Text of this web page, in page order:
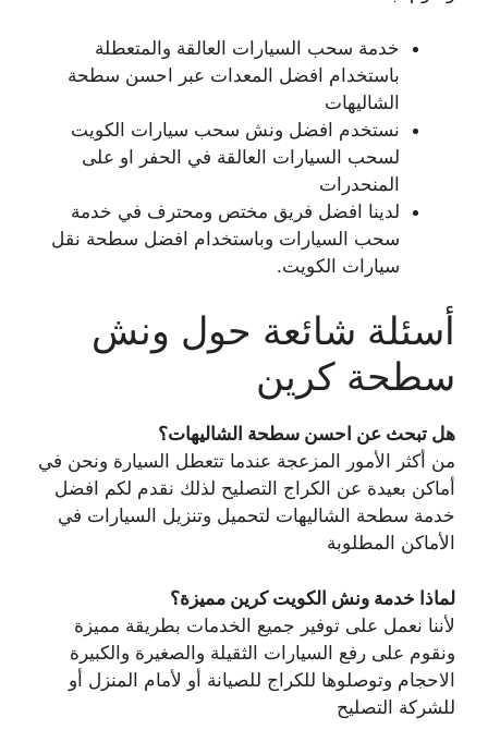
خدمة سحب السيارات العالقة والمتعطلة
باستخدام افضل المعدات عبر احسن سطحة
الشاليهات
نستخدم افضل ونش سحب سيارات الكويت
لسحب السيارات العالقة في الحفر او على
المنحدرات
لدينا افضل فريق مختص ومحترف في خدمة
سحب السيارات وباستخدام افضل سطحة نقل
سيارات الكويت.
أسئلة شائعة حول ونش
سطحة كرين
هل تبحث عن احسن سطحة الشاليهات؟
من أكثر الأمور المزعجة عندما تتعطل السيارة ونحن في
أماكن بعيدة عن الكراج التصليح لذلك نقدم لكم افضل
خدمة سطحة الشاليهات لتحميل وتنزيل السيارات في
الأماكن المطلوبة
لماذا خدمة ونش الكويت كرين مميزة؟
لأننا نعمل على توفير جميع الخدمات بطريقة مميزة
ونقوم على رفع السيارات الثقيلة والصغيرة والكبيرة
الاحجام وتوصلوها للكراج للصيانة أو لأمام المنزل أو
للشركة التصليح